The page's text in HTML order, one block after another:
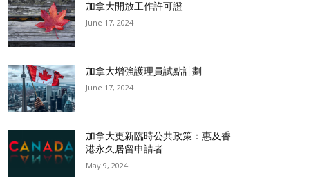
加拿大開放工作許可證
June 17, 2024
加拿大增強護理員試點計劃
June 17, 2024
加拿大更新臨時公共政策：惠及香
港永久居留申請者
May 9, 2024